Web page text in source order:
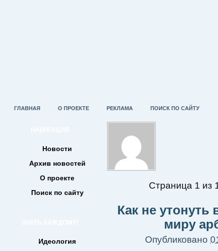
ГЛАВНАЯ О ПРОЕКТЕ РЕКЛАМА ПОИСК ПО САЙТУ
Новости
Архив новостей
О проекте
Поиск по сайту
Идеология
Страница 1 из
Как не утонуть
миру
Опубликовано